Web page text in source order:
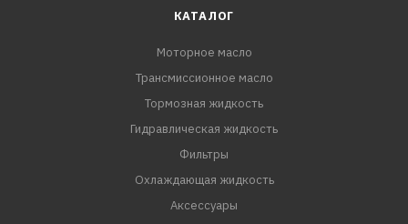
КАТАЛОГ
Моторное масло
Трансмиссионное масло
Тормозная жидкость
Гидравлическая жидкость
Фильтры
Охлаждающая жидкость
Аксессуары